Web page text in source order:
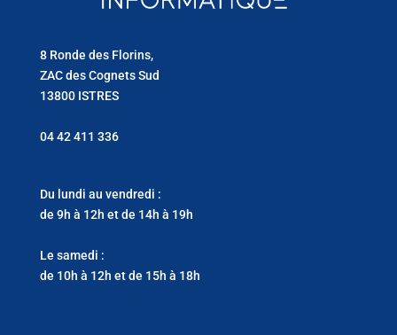
8 Ronde des Florins,
ZAC des Cognets Sud
13800 ISTRES
04 42 411 336
Du lundi au vendredi :
de 9h à 12h et de 14h à 19h
Le samedi :
de 10h à 12h et de 15h à 18h